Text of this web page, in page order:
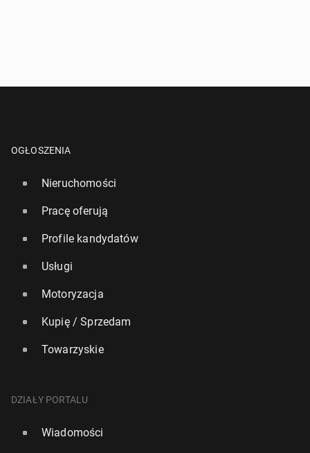
OGŁOSZENIA
Nieruchomości
Pracę oferują
Profile kandydatów
Usługi
Motoryzacja
Kupię / Sprzedam
Towarzyskie
DZIAŁY PORTALU
Wiadomości